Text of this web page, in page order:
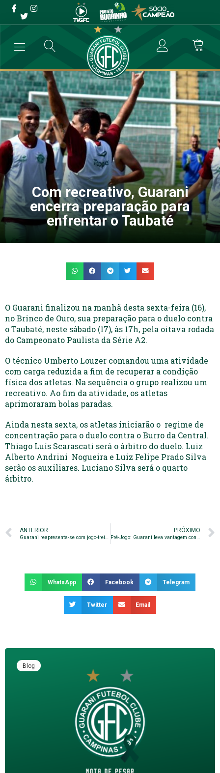
Com recreativo, Guarani
encerra preparação para
enfrentar o Taubaté
→ Futebol Profissional → Com recreativo, Guarani encerra
Com recreativo, Guarani
encerra preparação para
enfrentar o Taubaté
O Guarani finalizou na manhã desta sexta-feira (16),
no Brinco de Ouro, sua preparação para o duelo contra
o Taubaté, neste sábado (17), às 17h, pela oitava rodada
do Campeonato Paulista da Série A2.
O técnico Umberto Louzer comandou uma atividade
com carga reduzida a fim de recuperar a condição
física dos atletas. Na sequência o grupo realizou um
recreativo. Ao fim da atividade, os atletas
aprimoraram bolas paradas.
Ainda nesta sexta, os atletas iniciarão o regime de
concentração para o duelo contra o Burro da Central.
Thiago Luís Scarascati será o árbitro do duelo. Luiz
Alberto Andrini Nogueira e Luiz Felipe Prado Silva
serão os auxiliares. Luciano Silva será o quarto
árbitro.
ANTERIOR
Guarani reapresenta-se com jogo-treino contra o Mogi Mirim
PRÓXIMO
Pré-Jogo: Guarani leva vantagem contra o Taubaté. Veja o retrospecto!
WhatsApp Facebook Telegram
Twitter Email
Blog